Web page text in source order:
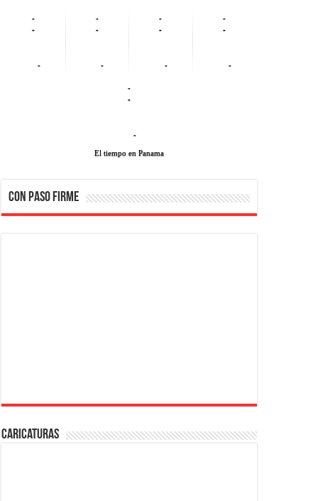
-
-
-
-
-
-
-
-
-
-
-
-
-
-
-
El tiempo en Panama
CON PASO FIRME
Caricaturas